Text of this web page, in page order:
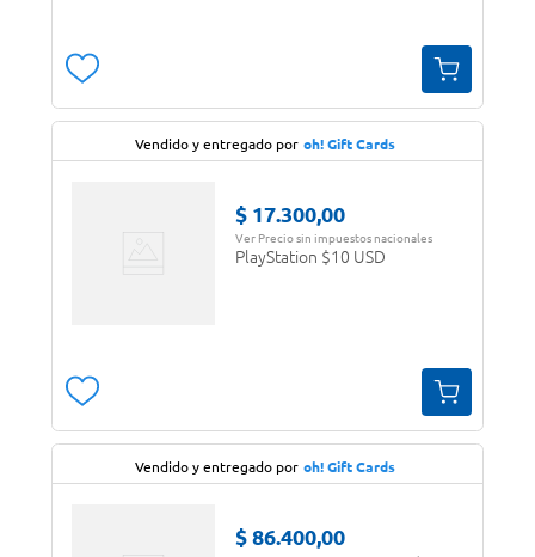
Vendido y entregado por oh! Gift Cards
$ 17.300,00
Ver Precio sin impuestos nacionales
PlayStation $10 USD
Vendido y entregado por oh! Gift Cards
$ 86.400,00